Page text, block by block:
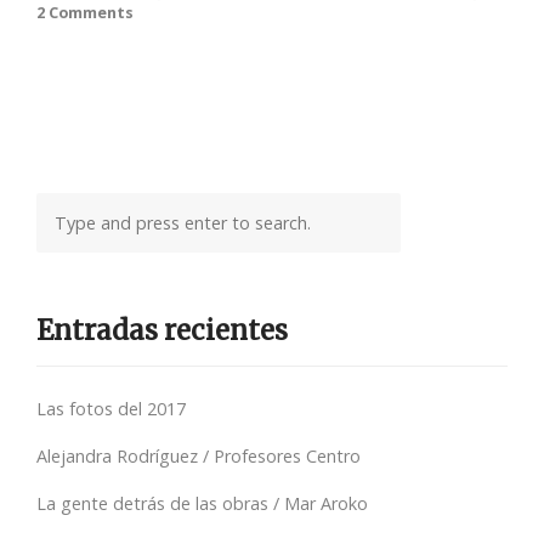
2 Comments
Entradas recientes
Las fotos del 2017
Alejandra Rodríguez / Profesores Centro
La gente detrás de las obras / Mar Aroko